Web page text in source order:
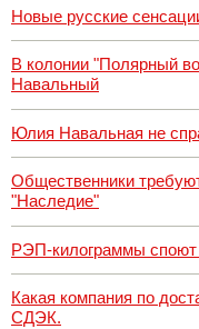
Новые русские
В колонии "Полярный
Навальный
Юлия Навальная не
Общественники
"Наследие"
РЭП-килограммы споют
Какая компания по
СДЭК.